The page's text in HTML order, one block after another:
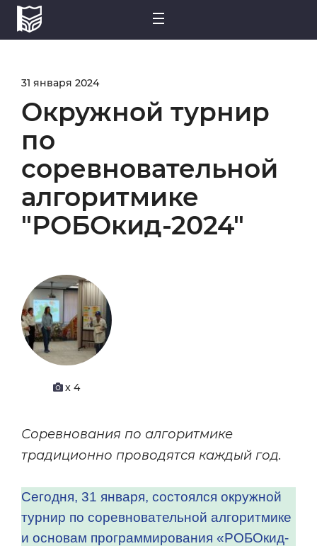
31 января 2024
Окружной турнир
по
соревновательной
алгоритмике
"РОБОкид-2024"
x 4
Соревнования по алгоритмике
традиционно проводятся каждый год.
Сегодня, 31 января, состоялся окружной
турнир по соревновательной алгоритмике
и основам программирования «РОБОкид-